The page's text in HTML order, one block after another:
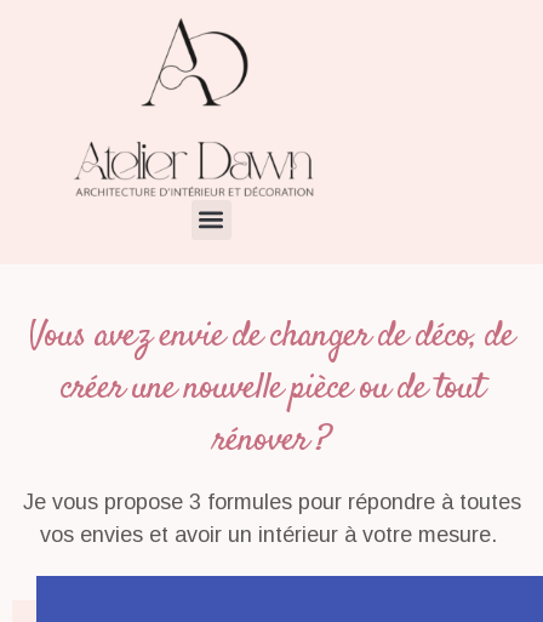
Vous avez envie de changer de déco, de
créer une nouvelle pièce ou de tout
rénover ?
Je vous propose 3 formules pour répondre à toutes
vos envies et avoir un intérieur à votre mesure.